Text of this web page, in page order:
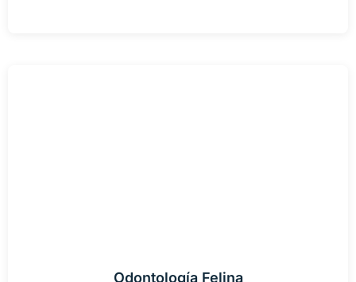
Odontología Felina